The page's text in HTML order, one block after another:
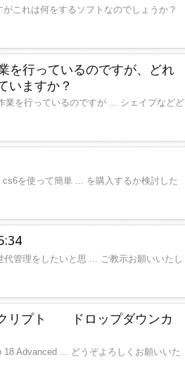
これは何をするソフトなのでしょうか？
を行っているのですが、どれ
いますか？
業を行っているのですが ... シェイプなどど
を使って簡単 ... を購入するか検討した
管理をしたいと思 ... ご教示お願いいたし
リプト ドロップダウンカ
Advanced ... どうぞよろしくお願いいた